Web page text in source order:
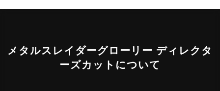
メタルスレイダーグローリー ディレクタ
ーズカットについて